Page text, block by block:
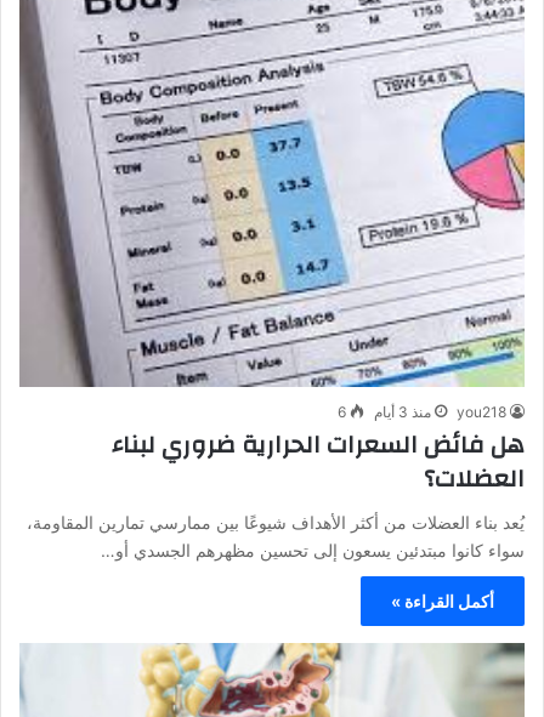
you218 منذ 3 أيام 6
هل فائض السعرات الحرارية ضروري لبناء
العضلات؟
يُعد بناء العضلات من أكثر الأهداف شيوعًا بين ممارسي تمارين المقاومة،
سواء كانوا مبتدئين يسعون إلى تحسين مظهرهم الجسدي أو…
أكمل القراءة »